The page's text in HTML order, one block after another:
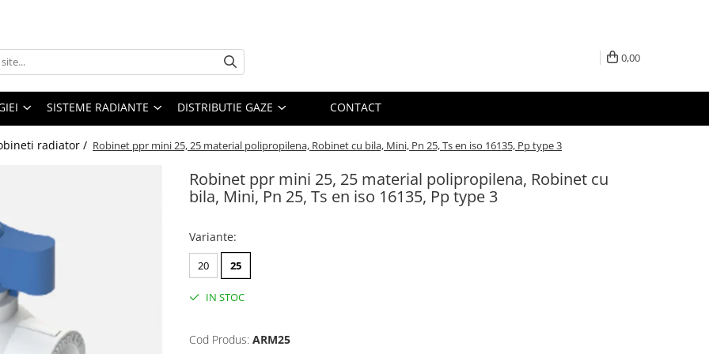
0,00
SISTEME RADIANTE DISTRIBUTIE GAZE CONTACT
radiator / Robinet ppr mini 25, 25 material polipropilena, Robinet cu bila, Mini, Pn 25, Ts en iso 16135, Pp type 3
Robinet ppr mini 25, 25 material polipropilena, Robinet cu
bila, Mini, Pn 25, Ts en iso 16135, Pp type 3
Variante:
20 25
IN STOC
Cod Produs: ARM25